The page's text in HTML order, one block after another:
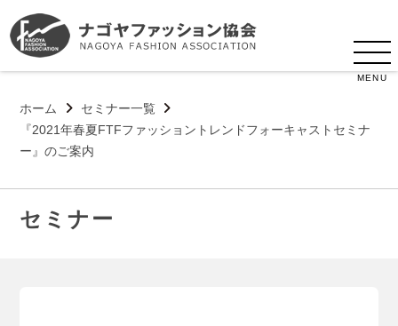
MENU
ホーム
セミナー一覧
『2021年春夏FTFファッショントレンドフォーキャストセミナ
ー』のご案内
セミナー